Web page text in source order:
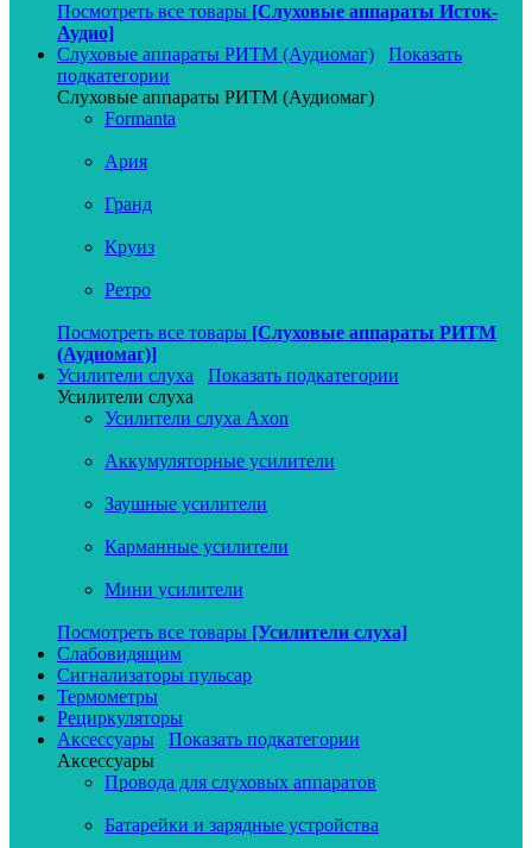
Посмотреть все товары [Слуховые аппараты Исток-
Аудио]
Слуховые аппараты РИТМ (Аудиомаг)
Показать
подкатегории
Слуховые аппараты РИТМ (Аудиомаг)
Formanta
Ария
Гранд
Круиз
Ретро
Посмотреть все товары [Слуховые аппараты РИТМ
(Аудиомаг)]
Усилители слуха
Показать подкатегории
Усилители слуха
Усилители слуха Axon
Аккумуляторные усилители
Заушные усилители
Карманные усилители
Мини усилители
Посмотреть все товары [Усилители слуха]
Слабовидящим
Сигнализаторы пульсар
Термометры
Рециркуляторы
Аксессуары
Показать подкатегории
Аксессуары
Провода для слуховых аппаратов
Батарейки и зарядные устройства